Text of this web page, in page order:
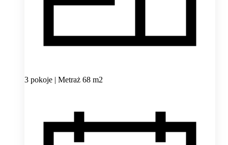
3 pokoje | Metraż 68 m2